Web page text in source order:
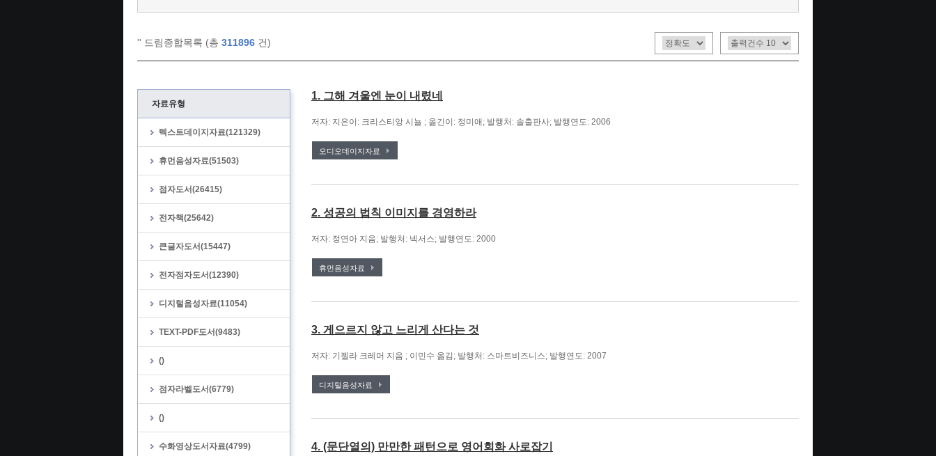
'' 드림종합목록 (총 311896 건)
자료유형
텍스트데이지자료(121329)
휴먼음성자료(51503)
점자도서(26415)
전자책(25642)
큰글자도서(15447)
전자점자도서(12390)
디지털음성자료(11054)
TEXT-PDF도서(9483)
()
점자라벨도서(6779)
()
수화영상도서자료(4799)
1. 그해 겨울엔 눈이 내렸네
저자: 지은이: 크리스티앙 시뇰 ; 옮긴이: 정미애; 발행처: 솔출판사; 발행연도: 2006
오디오데이지자료
2. 성공의 법칙 이미지를 경영하라
저자: 정연아 지음; 발행처: 넥서스; 발행연도: 2000
휴먼음성자료
3. 게으르지 않고 느리게 산다는 것
저자: 기젤라 크레머 지음 ; 이민수 옮김; 발행처: 스마트비즈니스; 발행연도: 2007
디지털음성자료
4. (문단열의) 만만한 패턴으로 영어회화 사로잡기